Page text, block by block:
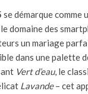
se démarque comme
domaine des
un mariage
dans une palette
Vert d’eau, le
Lavande– cet